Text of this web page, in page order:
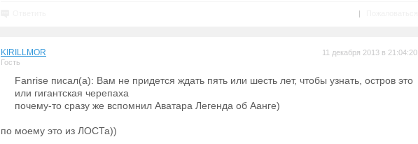
|
KIRILLMOR
Гость
11 декабря 2013 в 21:04:20
Fanrise писал(а): Вам не придется ждать пять или шесть лет, чтобы узнать, остров это
или гигантская черепаха
почему-то сразу же вспомнил Аватара Легенда об Аанге)
по моему это из ЛОСТа))